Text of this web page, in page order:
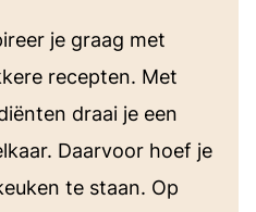
je graag met
recepten. Met
draai je een
Daarvoor hoef je
te staan. Op